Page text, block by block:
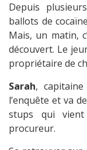
Depuis
ballots de
Mais, un matin,
découvert. Le
propriétaire de
Sarah,
l’enquête et va
stups qui
procureur.